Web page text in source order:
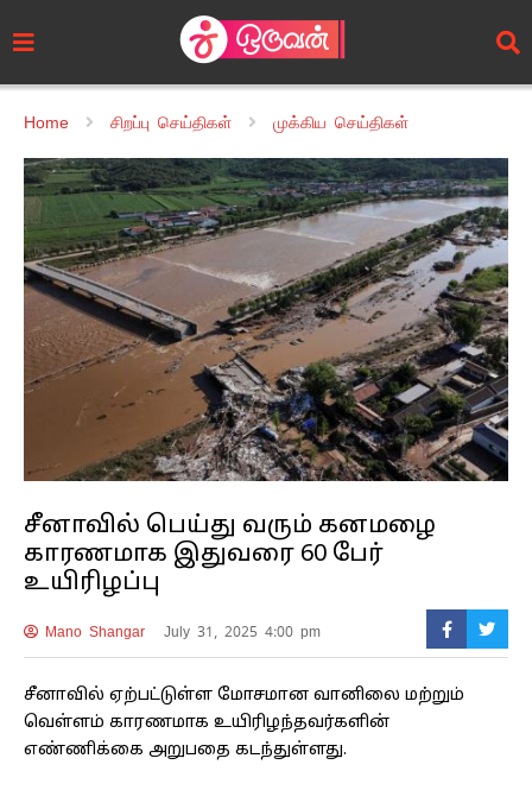
Home சிறப்பு செய்திகள் முக்கிய செய்திகள்
சீனாவில் பெய்து வரும் கனமழை
காரணமாக இதுவரை 60 பேர்
உயிரிழப்பு
Mano Shangar July 31, 2025 4:00 pm
சீனாவில் ஏற்பட்டுள்ள மோசமான வானிலை மற்றும்
வெள்ளம் காரணமாக உயிரிழந்தவர்களின்
எண்ணிக்கை அறுபதை கடந்துள்ளது.